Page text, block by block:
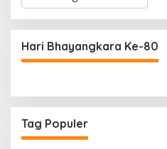
e
g
o
r
Hari Bhayangkara Ke-80
Tag Populer